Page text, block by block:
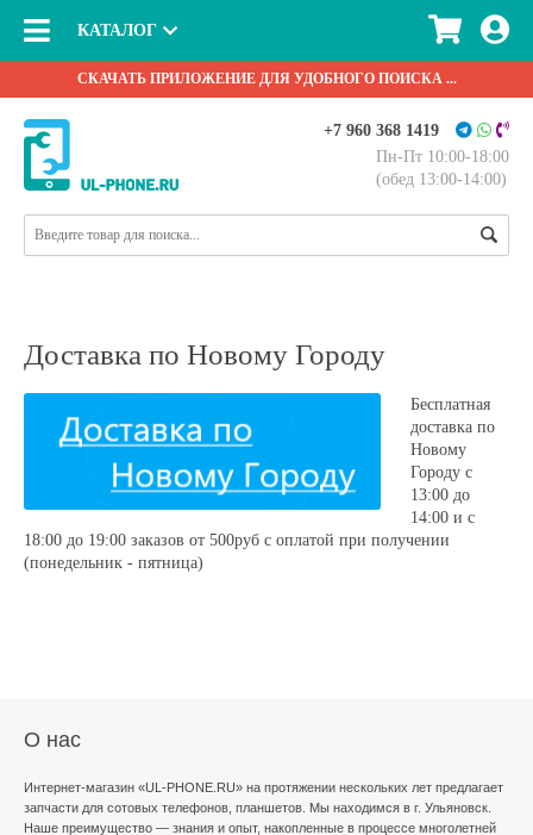
СКАЧАТЬ ПРИЛОЖЕНИЕ ДЛЯ УДОБНОГО ПОИСКА ...
+7 960 368 1419
Пн-Пт 10:00-18:00
(обед 13:00-14:00)
КАТАЛОГ
Доставка по Новому Городу
Бесплатная
доставка по
Новому
Городу с
13:00 до
14:00 и с
18:00 до 19:00 заказов от 500руб с оплатой при получении
(понедельник - пятница)
О нас
Интернет-магазин «UL -PHONE.RU» на протяжении нескольких лет предлагает
запчасти для сотовых телефонов, планшетов. Мы находимся в г. Ульяновск.
Наше преимущество — знания и опыт, накопленные в процессе многолетней